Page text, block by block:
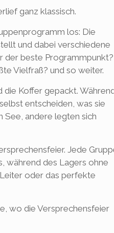
ganz klassisch.
los: Die
und dabei verschiedene
der beste Programmpunkt?
Vielfraß? und so weiter.
die Koffer gepackt.
entscheiden, was sie
See, andere legten sich
Jede
während des Lagers ohne
oder das perfekte
wo die Versprechensfeier